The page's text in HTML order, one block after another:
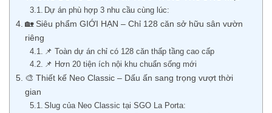
Dự án phù hợp 3 nhu cầu cùng lúc:
🏡 Siêu phẩm GIỚI HẠN – Chỉ 128 căn sở hữu sân vườn
riêng
📌 Toàn dự án chỉ có 128 căn thấp tầng cao cấp
📌 Hơn 20 tiện ích nội khu chuẩn sống mới
🎨 Thiết kế Neo Classic – Dấu ấn sang trọng vượt thời
gian
Slug của Neo Classic tại SGO La Porta: